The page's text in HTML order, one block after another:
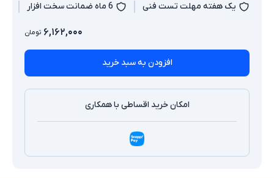
یک هفته مهلت تست فنی 6 ماه ضمانت سخت افزار
۶,۱۶۲,۰۰۰ تومان
افزودن به سبد خرید
امکان خرید اقساطی با همکاری